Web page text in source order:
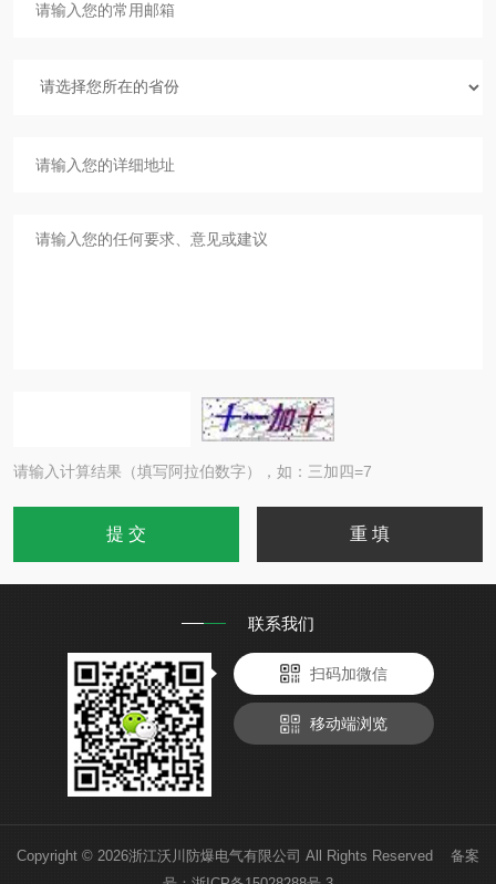
请输入计算结果（填写阿拉伯数字），如：三加四=7
联系我们
扫码加微信
移动端浏览
Copyright © 2026浙江沃川防爆电气有限公司 All Rights Reserved 备案